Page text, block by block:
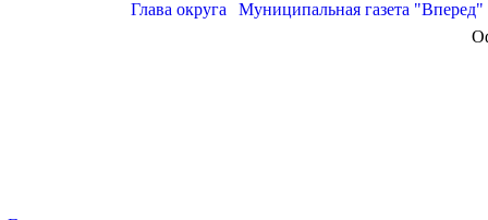
Глава округа Муниципальная газета "Вперед"